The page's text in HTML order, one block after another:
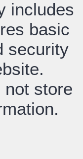
includes
basic
security
not store